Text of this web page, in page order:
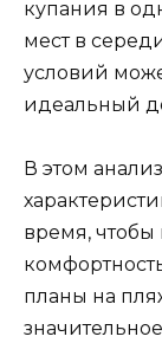
купания в
мест в
условий
идеальный
В этом
время,
планы на